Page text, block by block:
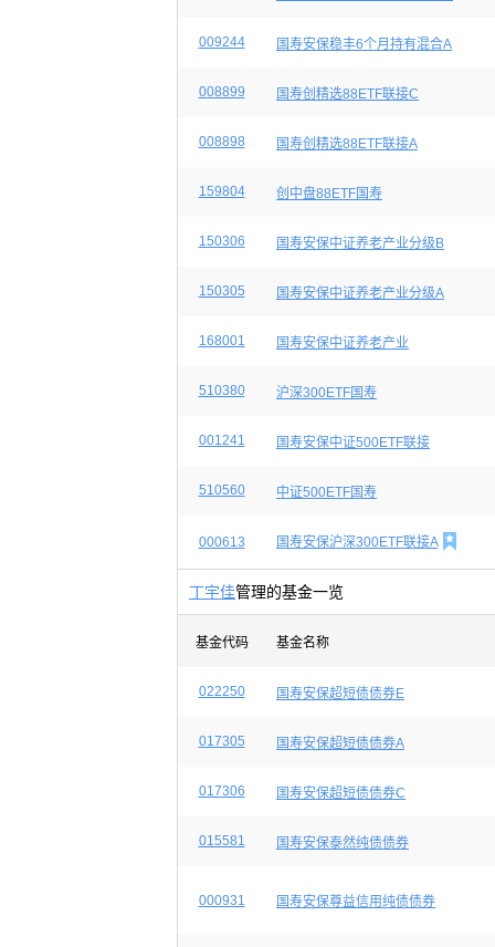
009244 国寿安保稳丰6个月持有混合A
008899 国寿创精选88ETF联接C
008898 国寿创精选88ETF联接A
159804 创中盘88ETF国寿
150306 国寿安保中证养老产业分级B
150305 国寿安保中证养老产业分级A
168001 国寿安保中证养老产业
510380 沪深300ETF国寿
001241 国寿安保中证500ETF联接
510560 中证500ETF国寿
000613 国寿安保沪深300ETF联接A 
丁宇佳管理的基金一览
基金代码 基金名称
022250 国寿安保超短债债券E
017305 国寿安保超短债债券A
017306 国寿安保超短债债券C
015581 国寿安保泰然纯债债券
000931 国寿安保尊益信用纯债债券